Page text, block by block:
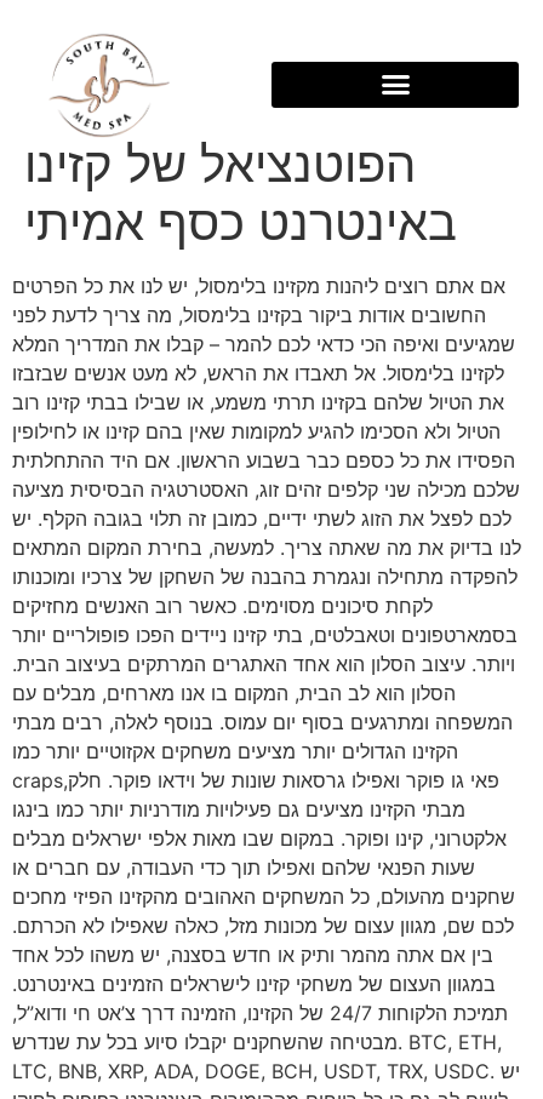
הפוטנציאל של קזינו
באינטרנט כסף אמיתי
אם אתם רוצים ליהנות מקזינו בלימסול, יש לנו את כל הפרטים
החשובים אודות ביקור בקזינו בלימסול, מה צריך לדעת לפני
שמגיעים ואיפה הכי כדאי לכם להמר – קבלו את המדריך המלא
לקזינו בלימסול. אל תאבדו את הראש, לא מעט אנשים שבזבזו
את הטיול שלהם בקזינו תרתי משמע, או שבילו בבתי קזינו רוב
הטיול ולא הסכימו להגיע למקומות שאין בהם קזינו או לחילופין
הפסידו את כל כספם כבר בשבוע הראשון. אם היד ההתחלתית
שלכם מכילה שני קלפים זהים זוג, האסטרטגיה הבסיסית מציעה
לכם לפצל את הזוג לשתי ידיים, כמובן זה תלוי בגובה הקלף. יש
לנו בדיוק את מה שאתה צריך. למעשה, בחירת המקום המתאים
להפקדה מתחילה ונגמרת בהבנה של השחקן של צרכיו ומוכנותו
לקחת סיכונים מסוימים. כאשר רוב האנשים מחזיקים
בסמארטפונים וטאבלטים, בתי קזינו ניידים הפכו פופולריים יותר
ויותר. עיצוב הסלון הוא אחד האתגרים המרתקים בעיצוב הבית.
הסלון הוא לב הבית, המקום בו אנו מארחים, מבלים עם
המשפחה ומתרגעים בסוף יום עמוס. בנוסף לאלה, רבים מבתי
הקזינו הגדולים יותר מציעים משחקים אקזוטיים יותר כמו
craps,פאי גו פוקר ואפילו גרסאות שונות של וידאו פוקר. חלק
מבתי הקזינו מציעים גם פעילויות מודרניות יותר כמו בינגו
אלקטרוני, קינו ופוקר. במקום שבו מאות אלפי ישראלים מבלים
שעות הפנאי שלהם ואפילו תוך כדי העבודה, עם חברים או
שחקנים מהעולם, כל המשחקים האהובים מהקזינו הפיזי מחכים
לכם שם, מגוון עצום של מכונות מזל, כאלה שאפילו לא הכרתם.
בין אם אתה מהמר ותיק או חדש בסצנה, יש משהו לכל אחד
במגוון העצום של משחקי קזינו לישראלים הזמינים באינטרנט.
תמיכת הלקוחות 24/7 של הקזינו, הזמינה דרך צ’אט חי ודוא”ל,
מבטיחה שהשחקנים יקבלו סיוע בכל עת שנדרש. BTC, ETH,
LTC, BNB, XRP, ADA, DOGE, BCH, USDT, TRX, USDC. יש